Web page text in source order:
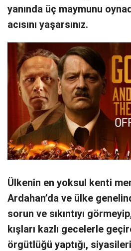
yanında üç maymunu
acısını yaşarsınız.
Ülkenin en yoksul kenti
Ardahan’da ve ülke
sorun ve sıkıntıyı
kışları kazlı gecelerle
örgütlüğü yaptığı,